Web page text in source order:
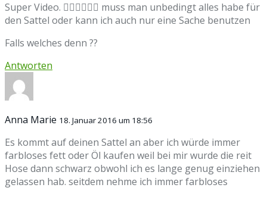
Super Video. 👍🏻👍🏻👍🏻 muss man unbedingt alles habe für
den Sattel oder kann ich auch nur eine Sache benutzen
Falls welches denn ??
Antworten
Anna Marie 18. Januar 2016 um 18:56
Es kommt auf deinen Sattel an aber ich würde immer
farbloses fett oder Öl kaufen weil bei mir wurde die reit
Hose dann schwarz obwohl ich es lange genug einziehen
gelassen hab. seitdem nehme ich immer farbloses